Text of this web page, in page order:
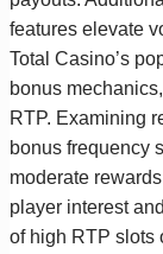
features elevate
Total Casino’s
bonus
RTP. Examining
bonus frequency
moderate
player interest
of high RTP slots